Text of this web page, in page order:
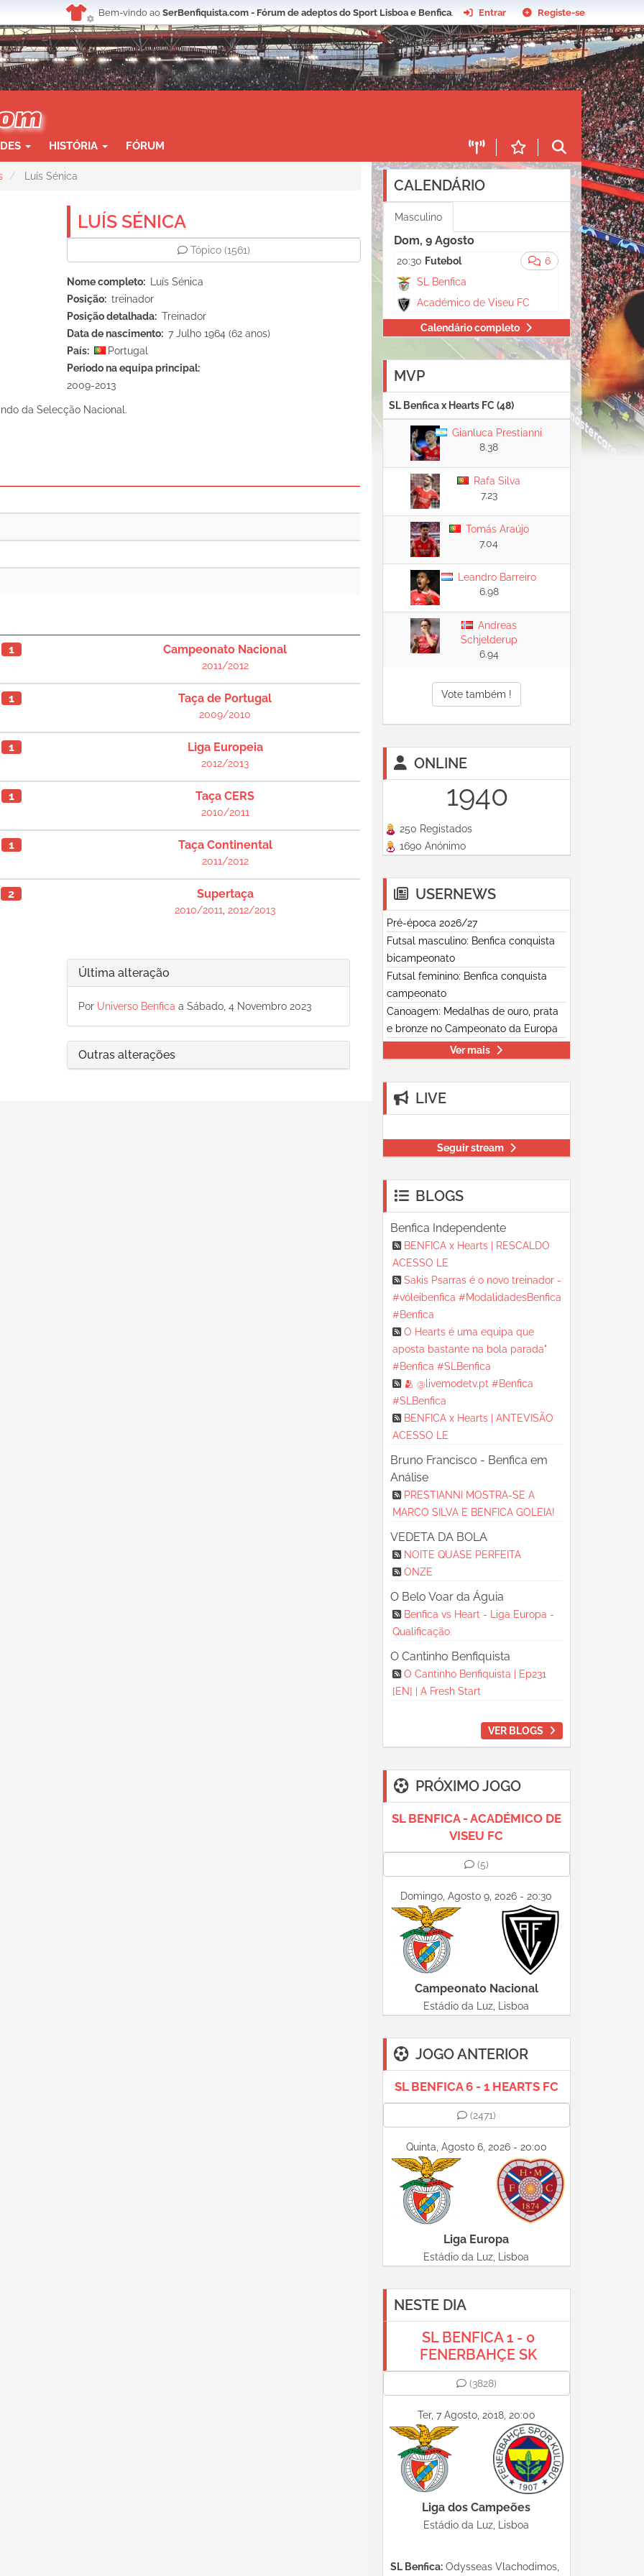
Bem-vindo ao SerBenfiquista.com - Fórum de adeptos do Sport Lisboa e Benfica. Entrar Registe-se
HISTÓRIA FÓRUM
Luís Sénica
LUÍS SÉNICA
Tópico(1561)
Nome completo
Luís Sénica
Posição
treinador
Posição detalhada
Treinador
Data de nascimento
7 Julho 1964 (62 anos)
País
Portugal
Periodo na equipa principal
2009-2013
da Selecção Nacional.
1 Campeonato Nacional
2011/2012
1 Taça de Portugal
2009/2010
1 Liga Europeia
2012/2013
1 Taça CERS
2010/2011
1 Taça Continental
2011/2012
2 Supertaça
2010/2011 2012/2013
Última alteração
Por Universo Benfica a Sábado, 4 Novembro 2023
Outras alterações
CALENDÁRIO
Masculino
Dom, 9 Agosto
6
20:30 Futebol
SL Benfica
Académico de Viseu FC
Calendário completo
MVP
SL Benfica x Hearts FC (48)
Gianluca Prestianni
8.38
Rafa Silva
7.23
Tomás Araújo
7.04
Leandro Barreiro
6.98
Andreas
Schjelderup
6.94
Vote também !
ONLINE
1940
250 Registados
1690 Anónimo
USERNEWS
Pré-época 2026/27
Futsal masculino: Benfica conquista
bicampeonato
Futsal feminino: Benfica conquista
campeonato
Canoagem: Medalhas de ouro, prata
e bronze no Campeonato da Europa
Ver mais
LIVE
Seguir stream
BLOGS
Benfica Independente
BENFICA x Hearts | RESCALDO
ACESSO LE
Sakis Psarras é o novo treinador -
#vóleibenfica #ModalidadesBenfica
#Benfica
O Hearts é uma equipa que
aposta bastante na bola parada"
#Benfica #SLBenfica
🫂 @livemodetv.pt #Benfica
#SLBenfica
BENFICA x Hearts | ANTEVISÃO
ACESSO LE
Bruno Francisco - Benfica em
Análise
PRESTIANNI MOSTRA-SE A
MARCO SILVA E BENFICA GOLEIA!
VEDETA DA BOLA
NOITE QUASE PERFEITA
ONZE
O Belo Voar da Águia
Benfica vs Heart - Liga Europa -
Qualificação.
O Cantinho Benfiquista
O Cantinho Benfiquista | Ep231
[EN] | A Fresh Start
VER BLOGS
PRÓXIMO JOGO
SL BENFICA - ACADÉMICO DE
VISEU FC
(5)
Domingo, Agosto 9, 2026 - 20:30
Campeonato Nacional
Estádio da Luz, Lisboa
JOGO ANTERIOR
SL BENFICA 6 - 1 HEARTS FC
(2471)
Quinta, Agosto 6, 2026 - 20:00
Liga Europa
Estádio da Luz, Lisboa
NESTE DIA
SL BENFICA 1 - 0
FENERBAHÇE SK
(3828)
Ter, 7 Agosto, 2018, 20:00
Liga dos Campeões
Estádio da Luz, Lisboa
SL Benfica:Odysseas Vlachodimos,